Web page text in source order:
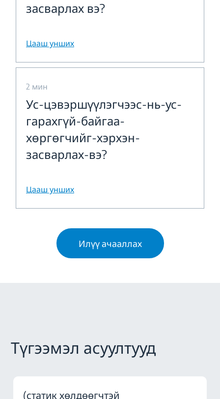
засварлах вэ?
Цааш унших
2 мин
Ус-цэвэршүүлэгчээс-нь-ус-
гарахгүй-байгаа-
хөргөгчийг-хэрхэн-
засварлах-вэ?
Цааш унших
Илүү ачааллах
Түгээмэл асуултууд
(статик хөлдөөгчтэй